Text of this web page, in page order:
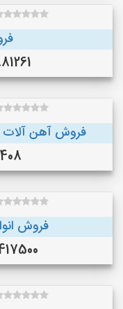
فروش آهن آلات
فروش